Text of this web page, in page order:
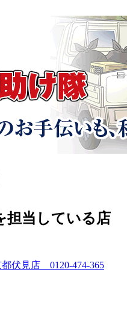
担当している店